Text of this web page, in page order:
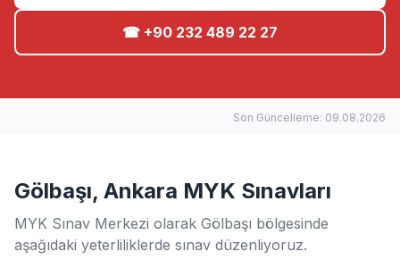
☎ +90 232 489 22 27
Son Güncelleme: 09.08.2026
Gölbaşı, Ankara MYK Sınavları
MYK Sınav Merkezi olarak Gölbaşı bölgesinde
aşağıdaki yeterliliklerde sınav düzenliyoruz.